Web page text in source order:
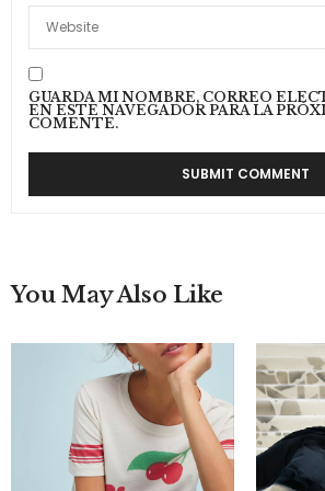
GUARDA MI NOMBRE, CORREO
EN ESTE NAVEGADOR PARA LA
COMENTE.
You May Also Like